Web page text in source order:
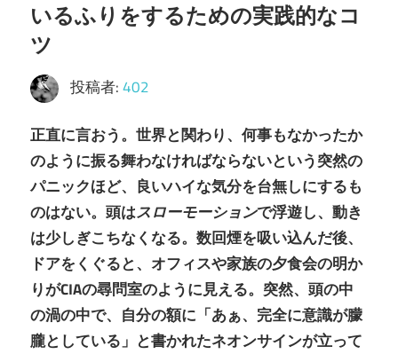
いるふりをするための実践的なコ
ツ
投稿者:402
正直に言おう。世界と関わり、何事もなかったか
のように振る舞わなければならないという突然の
パニックほど、良いハイな気分を台無しにするも
のはない。頭はスローモーションで浮遊し、動き
は少しぎこちなくなる。数回煙を吸い込んだ後、
ドアをくぐると、オフィスや家族の夕食会の明か
りがCIAの尋問室のように見える。突然、頭の中
の渦の中で、自分の額に「あぁ、完全に意識が朦
朧としている」と書かれたネオンサインが立って